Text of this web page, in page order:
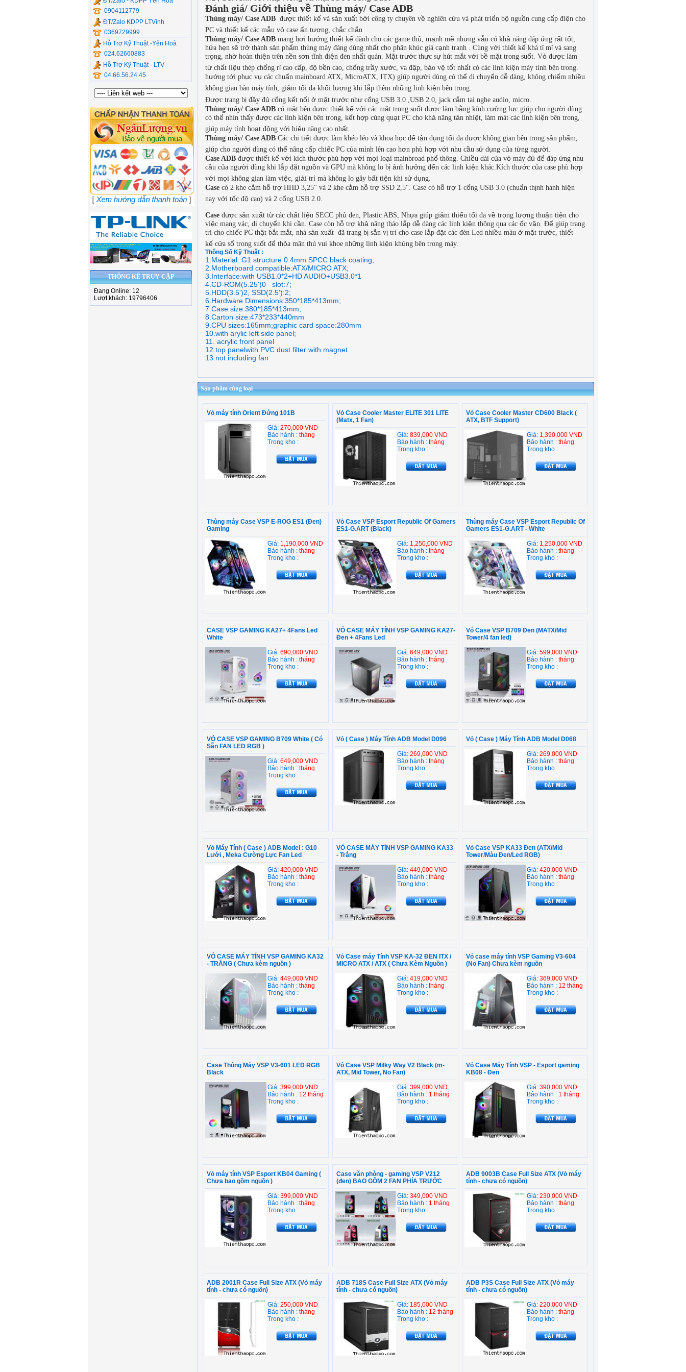
0904112779
ĐT/Zalo KDPP LTVinh
0369729999
Hỗ Trợ Kỹ Thuật -Yên Hoà
024.62660883
Hỗ Trợ Kỹ Thuật - LTV
04.66.56.24.45
THỐNG KÊ TRUY CẬP
Đang Online: 12
Lượt khách: 19796406
Đánh giá/ Giới thiệu về Thùng máy/ Case ADB
Thùng máy/ Case ADB được thiết kế và sản xuất bởi công ty chuyên về nghiên cứu và phát triển bộ nguồn cung cấp điện cho
PC và thiết kế các mẫu vỏ case ấn tượng, chắc chắn
Thùng máy/ Case ADB mang hơi hướng thiết kế dành cho các game thủ, mạnh mẽ nhưng vẫn có khả năng đáp ứng rất tốt,
hứa hẹn sẽ trở thành sản phẩm thùng máy đáng dùng nhất cho phân khúc giá cạnh tranh . Cùng với thiết kế khá tỉ mỉ và sang
trọng, nhờ hoàn thiện trên nền sơn tĩnh điện đen nhất quán. Mặt trước thực sự hút mắt với bề mặt trong suốt. Vỏ được làm
từ chất liệu thép chống rỉ cao cấp, độ bền cao, chống trầy xước, va đập, bảo vệ tốt nhất có các linh kiện máy tính bên trong.
hướng tới phục vụ các chuẩn mainboard ATX, MicroATX, ITX) giúp người dùng có thể di chuyển dễ dàng, không chiếm nhiều
không gian bàn máy tính, giảm tối đa khối lượng khi lắp thêm những linh kiện bên trong.
Được trang bị đầy đủ cổng kết nối ở mặt trước như cổng USB 3.0 ,USB 2.0, jack cắm tai nghe audio, micro.
Thùng máy/ Case ADB có mặt bên được thiết kế với các mặt trong suốt được làm bằng kính cường lực giúp cho người dùng
có thể nhìn thấy được các linh kiện bên trong, kết hợp cùng quạt PC cho khả năng tản nhiệt, làm mát các linh kiện bên trong,
giúp máy tính hoạt động với hiệu năng cao nhất.
Thùng máy/ Case ADB Các chi tiết được làm khéo léo và khoa học để tận dụng tối đa được không gian bên trong sản phẩm,
giúp cho người dùng có thể nâng cấp chiếc PC của mình lên cao hơn phù hợp với nhu cầu sử dụng của từng người.
Case ADB được thiết kế với kích thước phù hợp với mọi loại mainbroad phổ thông. Chiều dài của vỏ máy đủ để đáp ứng nhu
cầu của người dùng khi lắp đặt nguồn và GPU mà không lo bị ảnh hưởng đến các linh kiện khác.Kích thước của case phù hợp
với mọi không gian làm việc, giải trí mà không lo gây bất tiện khi sử dụng.
Case có 2 khe cắm hỗ trợ HHD 3,25'' và 2 khe cắm hỗ trợ SSD 2,5''. Case có hỗ trợ 1 cổng USB 3.0 (chuẩn thịnh hành hiện
nay với tốc độ cao) và 2 cổng USB 2.0.
Case được sản xuất từ các chất liệu SECC phủ đen, Plastic ABS, Nhựa giúp giảm thiểu tối đa về trọng lượng thuận tiện cho
việc mang vác, di chuyển khi cần. Case còn hỗ trợ khả năng tháo lắp dễ dàng các linh kiện thông qua các ốc vặn. Để giúp trang
trí cho chiếc PC thật bắt mắt, nhà sản xuất đã trang bị sẵn vị trí cho case lắp đặt các đèn Led nhiều màu ở mặt trước, thiết
kế cửa sổ trong suốt để thỏa mãn thú vui khoe những linh kiện khủng bên trong máy.
Thông Số Kỹ Thuật :
1.Material: G1 structure 0.4mm SPCC black coating;
2.Motherboard compatible:ATX/MICRO ATX;
3.Interface:with USB1.0*2+HD AUDIO+USB3.0*1
4.CD-ROM(5.25')0 slot:7;
5.HDD(3.5')2, SSD(2.5'):2;
6.Hardware Dimensions:350*185*413mm;
7.Case size:380*185*413mm;
8.Carton size:473*233*440mm
9.CPU sizes:165mm;graphic card space:280mm
10.with arylic left side panel;
11. acrylic front panel
12.top panelwith PVC dust filter with magnet
13.not including fan
Sản phẩm cùng loại
Vỏ máy tính Orient Đứng 101B
Giá: 270,000 VND
Bảo hành : tháng
Trong kho :
Vỏ Case Cooler Master ELITE 301 LITE
(Matx, 1 Fan)
Giá: 839,000 VND
Bảo hành : tháng
Trong kho :
Vỏ Case Cooler Master CD600 Black (
ATX, BTF Support)
Giá: 1,390,000 VND
Bảo hành : tháng
Trong kho :
Thùng máy Case VSP E-ROG ES1 (Đen)
Gaming
Giá: 1,190,000 VND
Bảo hành : tháng
Trong kho :
Vỏ Case VSP Esport Republic Of Gamers
ES1-G.ART (Black)
Giá: 1,250,000 VND
Bảo hành : tháng
Trong kho :
Thùng máy Case VSP Esport Republic Of
Gamers ES1-G.ART - White
Giá: 1,250,000 VND
Bảo hành : tháng
Trong kho :
CASE VSP GAMING KA27+ 4Fans Led
White
Giá: 690,000 VND
Bảo hành : tháng
Trong kho :
VỎ CASE MÁY TÍNH VSP GAMING KA27-
Đen + 4Fans Led
Giá: 649,000 VND
Bảo hành : tháng
Trong kho :
Vỏ Case VSP B709 Đen (MATX/Mid
Tower/4 fan led)
Giá: 599,000 VND
Bảo hành : tháng
Trong kho :
VỎ CASE VSP GAMING B709 White ( Có
Sẵn FAN LED RGB )
Giá: 649,000 VND
Bảo hành : tháng
Trong kho :
Vỏ ( Case ) Máy Tính ADB Model D096
Giá: 269,000 VND
Bảo hành : tháng
Trong kho :
Vỏ ( Case ) Máy Tính ADB Model D068
Giá: 269,000 VND
Bảo hành : tháng
Trong kho :
Vỏ Máy Tính ( Case ) ADB Model : G10
Lưới , Meka Cường Lực Fan Led
Giá: 420,000 VND
Bảo hành : tháng
Trong kho :
VỎ CASE MÁY TÍNH VSP GAMING KA33
- Trắng
Giá: 449,000 VND
Bảo hành : tháng
Trong kho :
Vỏ Case VSP KA33 Đen (ATX/Mid
Tower/Màu Đen/Led RGB)
Giá: 420,000 VND
Bảo hành : tháng
Trong kho :
VỎ CASE MÁY TÍNH VSP GAMING KA32
- TRẮNG ( Chưa kèm nguồn )
Giá: 449,000 VND
Bảo hành : tháng
Trong kho :
Vỏ Case máy Tính VSP KA-32 ĐEN ITX /
MICRO ATX / ATX ( Chưa Kèm Nguồn )
Giá: 419,000 VND
Bảo hành : tháng
Trong kho :
Vỏ case máy tính VSP Gaming V3-604
(No Fan) Chưa kèm nguồn
Giá: 369,000 VND
Bảo hành : 12 tháng
Trong kho :
Case Thùng Máy VSP V3-601 LED RGB
Black
Giá: 399,000 VND
Bảo hành : 12 tháng
Trong kho :
Vỏ Case VSP Milky Way V2 Black (m-
ATX, Mid Tower, No Fan)
Giá: 399,000 VND
Bảo hành : 1 tháng
Trong kho :
Vỏ Case Máy Tính VSP - Esport gaming
KB08 - Đen
Giá: 390,000 VND
Bảo hành : 1 tháng
Trong kho :
Vỏ máy tính VSP Esport KB04 Gaming (
Chưa bao gồm nguồn )
Giá: 399,000 VND
Bảo hành : tháng
Trong kho :
Case văn phòng - gaming VSP V212
(đen) BAO GỒM 2 FAN PHÍA TRƯỚC
Giá: 349,000 VND
Bảo hành : 1 tháng
Trong kho :
ADB 9003B Case Full Size ATX (Vỏ máy
tính - chưa có nguồn)
Giá: 230,000 VND
Bảo hành : tháng
Trong kho :
ADB 2001R Case Full Size ATX (Vỏ máy
tính - chưa có nguồn)
Giá: 250,000 VND
Bảo hành : tháng
Trong kho :
ADB 718S Case Full Size ATX (Vỏ máy
tính - chưa có nguồn)
Giá: 185,000 VND
Bảo hành : 12 tháng
Trong kho :
ADB P3S Case Full Size ATX (Vỏ máy
tính - chưa có nguồn)
Giá: 220,000 VND
Bảo hành : tháng
Trong kho :